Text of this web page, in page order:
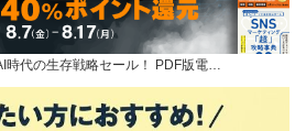
時代の生存戦略セール！ PDF版電…